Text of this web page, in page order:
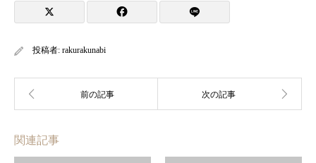
投稿者: rakurakunabi
関連記事